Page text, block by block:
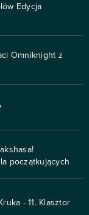
Edycja
Omniknight z
początkujących
- 11. Klasztor